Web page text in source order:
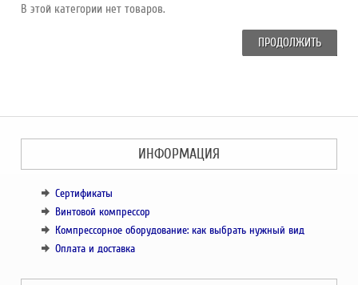
В этой категории нет товаров.
ПРОДОЛЖИТЬ
ИНФОРМАЦИЯ
Сертификаты
Винтовой компрессор
Компрессорное оборудование: как выбрать нужный вид
Оплата и доставка